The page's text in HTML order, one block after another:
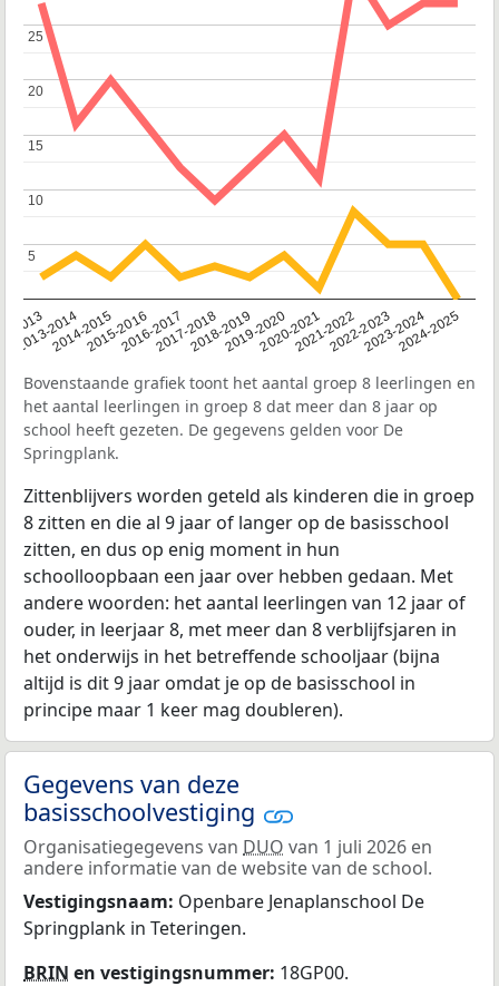
2013
2013-2014
2014-20152015-20162016-20172017-20182018-20192019-20202020-20212021-20222022-20232023-20242024-2025
5
5
10
10
15
15
20
20
25
25
Bovenstaande grafiek toont het aantal groep 8 leerlingen en
het aantal leerlingen in groep 8 dat meer dan 8 jaar op
school heeft gezeten. De gegevens gelden voor De
Springplank.
Zittenblijvers worden geteld als kinderen die in groep
8 zitten en die al 9 jaar of langer op de basisschool
zitten, en dus op enig moment in hun
schoolloopbaan een jaar over hebben gedaan. Met
andere woorden: het aantal leerlingen van 12 jaar of
ouder, in leerjaar 8, met meer dan 8 verblijfsjaren in
het onderwijs in het betreffende schooljaar (bijna
altijd is dit 9 jaar omdat je op de basisschool in
principe maar 1 keer mag doubleren).
Gegevens van deze
basisschoolvestiging
Organisatiegegevens van DUO van 1 juli 2026 en
andere informatie van de website van de school.
Vestigingsnaam: Openbare Jenaplanschool De
Springplank in Teteringen.
BRIN en vestigingsnummer: 18GP00.